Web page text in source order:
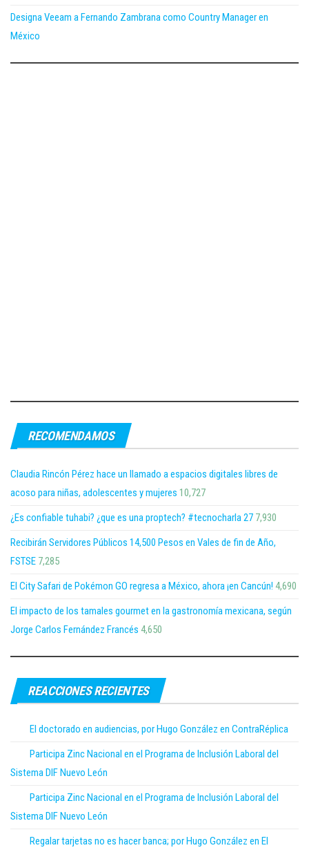
Designa Veeam a Fernando Zambrana como Country Manager en
México
RECOMENDAMOS
Claudia Rincón Pérez hace un llamado a espacios digitales libres de
acoso para niñas, adolescentes y mujeres 10,727
¿Es confiable tuhabi? ¿que es una proptech? #tecnocharla 27 7,930
Recibirán Servidores Públicos 14,500 Pesos en Vales de fin de Año,
FSTSE 7,285
El City Safari de Pokémon GO regresa a México, ahora ¡en Cancún! 4,690
El impacto de los tamales gourmet en la gastronomía mexicana, según
Jorge Carlos Fernández Francés 4,650
REACCIONES RECIENTES
El doctorado en audiencias, por Hugo González en ContraRéplica
Participa Zinc Nacional en el Programa de Inclusión Laboral del
Sistema DIF Nuevo León
Participa Zinc Nacional en el Programa de Inclusión Laboral del
Sistema DIF Nuevo León
Regalar tarjetas no es hacer banca; por Hugo González en El